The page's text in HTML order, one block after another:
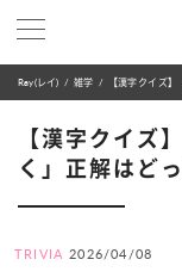
Ray(レイ) 雑学 【漢字クイズ
【漢字クイズ
く」正解はど
TRIVIA 2026/04/08